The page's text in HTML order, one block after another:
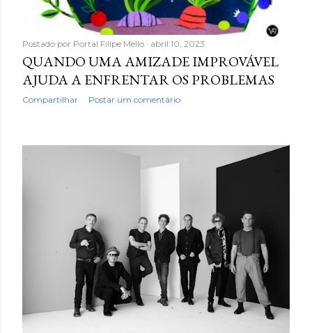
Postado por Portal Filipe Mello abril 10, 2023
QUANDO UMA AMIZADE IMPROVÁVEL
AJUDA A ENFRENTAR OS PROBLEMAS
Compartilhar Postar um comentário